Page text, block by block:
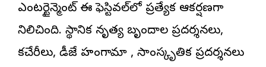
ఎంటర్టైన్మెంట్ ఈ ఫెస్టివల్‌లో ప్రత్యేక ఆకర్షణగా
నిలిచింది. స్థానిక నృత్య బృందాల ప్రదర్శనలు,
కచేరీలు, డీజే హంగామా , సాంస్కృతిక ప్రదర్శనలు